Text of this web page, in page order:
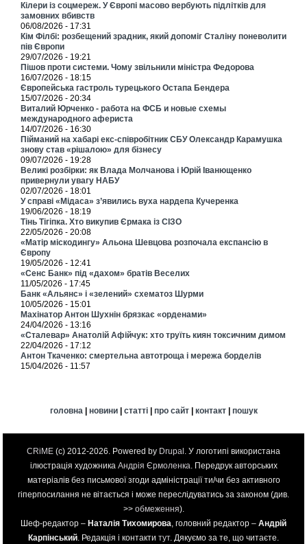
Кілери із соцмереж. У Європі масово вербують підлітків для
замовних вбивств
06/08/2026 - 17:31
Кім Філбі: розбещений зрадник, який допоміг Сталіну поневолити
пів Європи
29/07/2026 - 19:21
Пішов проти системи. Чому звільнили міністра Федорова
16/07/2026 - 18:15
Європейська гастроль турецького Остапа Бендера
15/07/2026 - 20:34
Виталий Юрченко - работа на ФСБ и новые схемы
международного афериста
14/07/2026 - 16:30
Пійманий на хабарі екс-співробітник СБУ Олександр Карамушка
знову став «рішалою» для бізнесу
09/07/2026 - 19:28
Великі розбірки: як Влада Молчанова і Юрій Іванющенко
привернули увагу НАБУ
02/07/2026 - 18:01
У справі «Мідаса» з’явились вуха нардепа Кучеренка
19/06/2026 - 18:19
Тінь Тігіпка. Хто викупив Єрмака із СІЗО
22/05/2026 - 20:08
«Матір міскодингу» Альона Шевцова розпочала експансію в
Європу
19/05/2026 - 12:41
«Сенс Банк» під «дахом» братів Веселих
11/05/2026 - 17:45
Банк «Альянс» і «зелений» схематоз Шурми
10/05/2026 - 15:01
Махінатор Антон Шухнін брязкає «орденами»
24/04/2026 - 13:16
«Сталевар» Анатолій Афійчук: хто труїть киян токсичним димом
22/04/2026 - 17:12
Антон Ткаченко: смертельна автотроща і мережа борделів
15/04/2026 - 11:57
головна| новини| статті| про сайт| контакт| пошук
CRiME (c) 2012-2026. Powered by Drupal . У логотипі використана
ілюстрація художника Андрія Єрмоленка. Передрук авторських
матеріалів без письмової згоди адміністрації ти/чи без активного
гіперпосилання не вітається і може переслідуватись за законом (див.
>> обмеження).
Шеф-редактор – Наталія Тихомирова, головний редактор – Андрій
Карпінський. Редакція і контакти тут. Дякуємо за те, що читаєте.